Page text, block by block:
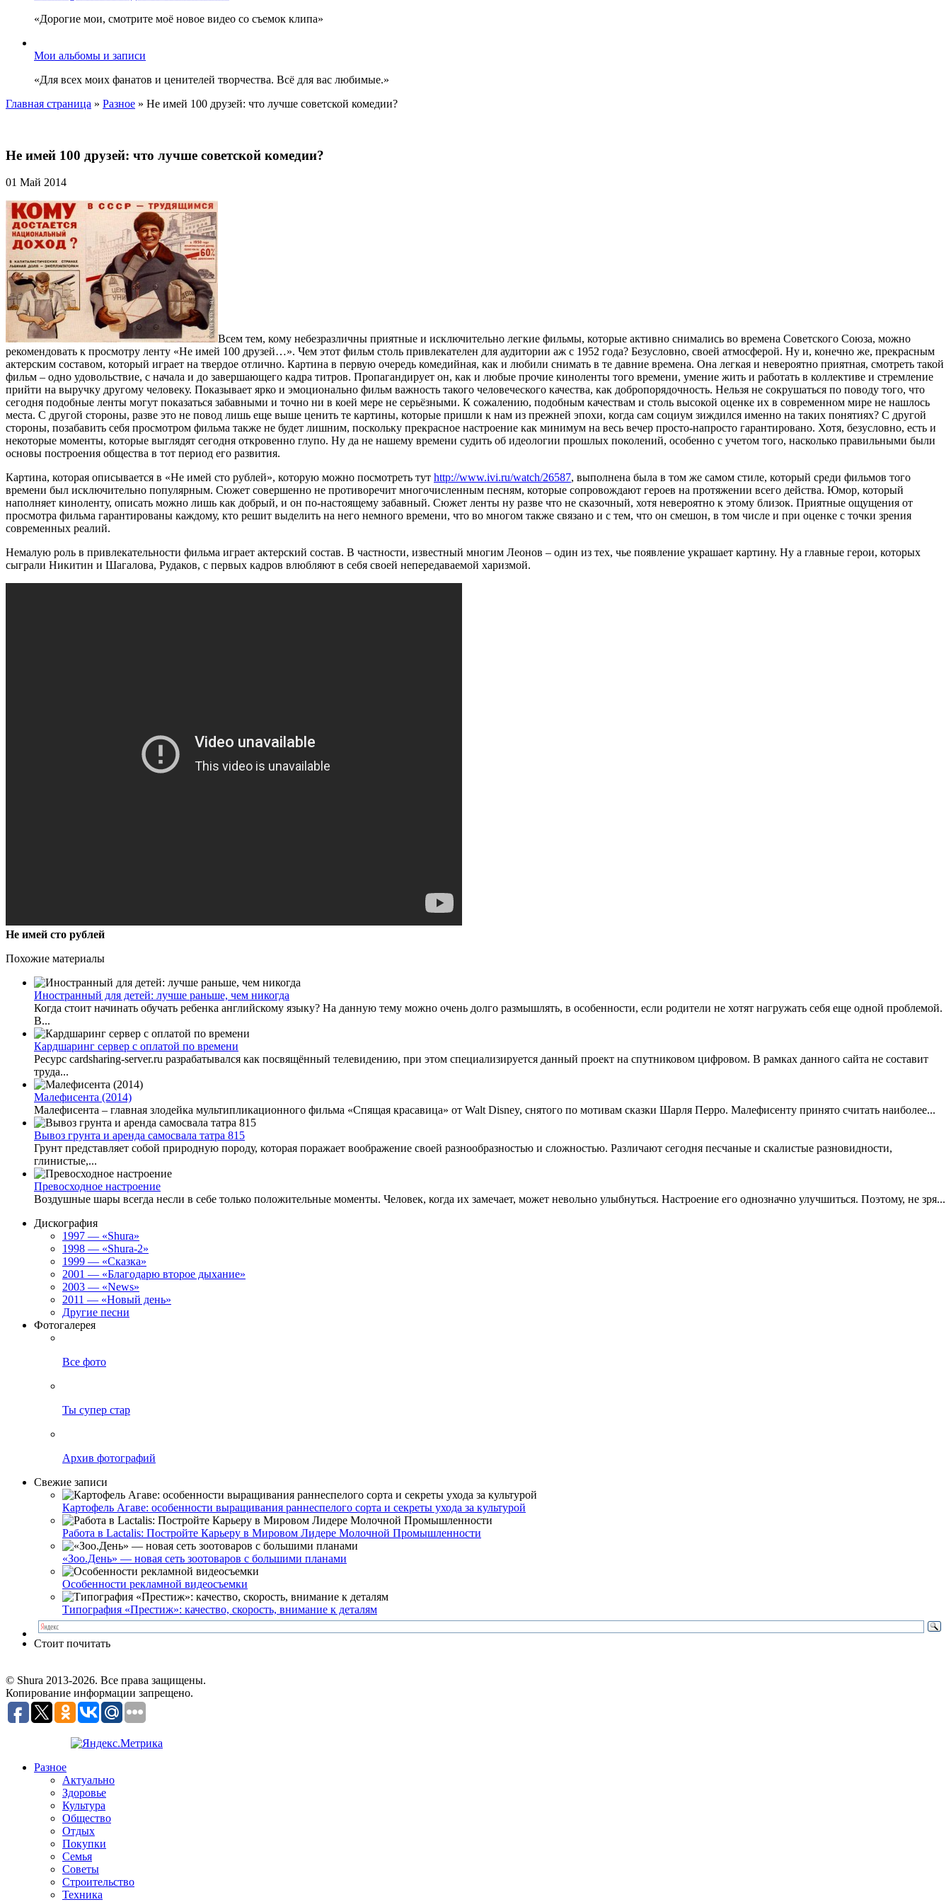
«Дорогие мои, смотрите моё новое видео со съемок клипа»
Мои альбомы и записи
«Для всех моих фанатов и ценителей творчества. Всё для вас любимые.»
Главная страница » Разное » Не имей 100 друзей: что лучше советской комедии?
Не имей 100 друзей: что лучше советской комедии?
01 Май 2014
Всем тем, кому небезразличны приятные и исключительно легкие фильмы, которые активно снимались во времена Советского Союза, можно
рекомендовать к просмотру ленту «Не имей 100 друзей…». Чем этот фильм столь привлекателен для аудитории аж с 1952 года? Безусловно, своей атмосферой. Ну и, конечно же, прекрасным
актерским составом, который играет на твердое отлично. Картина в первую очередь комедийная, как и любили снимать в те давние времена. Она легкая и невероятно приятная, смотреть такой
фильм – одно удовольствие, с начала и до завершающего кадра титров. Пропагандирует он, как и любые прочие киноленты того времени, умение жить и работать в коллективе и стремление
прийти на выручку другому человеку. Показывает ярко и эмоционально фильм важность такого человеческого качества, как добропорядочность. Нельзя не сокрушаться по поводу того, что
сегодня подобные ленты могут показаться забавными и точно ни в коей мере не серьёзными. К сожалению, подобным качествам и столь высокой оценке их в современном мире не нашлось
места. С другой стороны, разве это не повод лишь еще выше ценить те картины, которые пришли к нам из прежней эпохи, когда сам социум зиждился именно на таких понятиях? С другой
стороны, позабавить себя просмотром фильма также не будет лишним, поскольку прекрасное настроение как минимум на весь вечер просто-напросто гарантировано. Хотя, безусловно, есть и
некоторые моменты, которые выглядят сегодня откровенно глупо. Ну да не нашему времени судить об идеологии прошлых поколений, особенно с учетом того, насколько правильными были
основы построения общества в тот период его развития.
Картина, которая описывается в «Не имей сто рублей», которую можно посмотреть тут http://www.ivi.ru/watch/26587, выполнена была в том же самом стиле, который среди фильмов того
времени был исключительно популярным. Сюжет совершенно не противоречит многочисленным песням, которые сопровождают героев на протяжении всего действа. Юмор, который
наполняет киноленту, описать можно лишь как добрый, и он по-настоящему забавный. Сюжет ленты ну разве что не сказочный, хотя невероятно к этому близок. Приятные ощущения от
просмотра фильма гарантированы каждому, кто решит выделить на него немного времени, что во многом также связано и с тем, что он смешон, в том числе и при оценке с точки зрения
современных реалий.
Немалую роль в привлекательности фильма играет актерский состав. В частности, известный многим Леонов – один из тех, чье появление украшает картину. Ну а главные герои, которых
сыграли Никитин и Шагалова, Рудаков, с первых кадров влюбляют в себя своей непередаваемой харизмой.
Не имей сто рублей
Похожие материалы
Иностранный для детей: лучше раньше, чем никогда
Когда стоит начинать обучать ребенка английскому языку? На данную тему можно очень долго размышлять, в особенности, если родители не хотят нагружать себя еще одной проблемой.
В...
Кардшаринг сервер с оплатой по времени
Ресурс cardsharing-server.ru разрабатывался как посвящённый телевидению, при этом специализируется данный проект на спутниковом цифровом. В рамках данного сайта не составит
труда...
Малефисента (2014)
Малефисента – главная злодейка мультипликационного фильма «Спящая красавица» от Walt Disney, снятого по мотивам сказки Шарля Перро. Малефисенту принято считать наиболее...
Вывоз грунта и аренда самосвала татра 815
Грунт представляет собой природную породу, которая поражает воображение своей разнообразностью и сложностью. Различают сегодня песчаные и скалистые разновидности,
глинистые,...
Превосходное настроение
Воздушные шары всегда несли в себе только положительные моменты. Человек, когда их замечает, может невольно улыбнуться. Настроение его однозначно улучшиться. Поэтому, не зря...
Дискография
1997 — «Shura»
1998 — «Shura-2»
1999 — «Сказка»
2001 — «Благодарю второе дыхание»
2003 — «News»
2011 — «Новый день»
Другие песни
Фотогалерея
Все фото
Ты супер стар
Архив фотографий
Свежие записи
Картофель Агаве: особенности выращивания раннеспелого сорта и секреты ухода за культурой
Работа в Lactalis: Постройте Карьеру в Мировом Лидере Молочной Промышленности
«Зоо.День» — новая сеть зоотоваров с большими планами
Особенности рекламной видеосъемки
Типография «Престиж»: качество, скорость, внимание к деталям
Стоит почитать
© Shura 2013-2026. Все права защищены.
Копирование информации запрещено.
Разное
Актуально
Здоровье
Культура
Общество
Отдых
Покупки
Семья
Советы
Строительство
Техника